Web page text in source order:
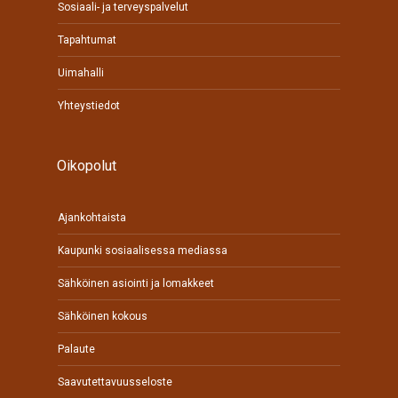
Sosiaali- ja terveyspalvelut
Tapahtumat
Uimahalli
Yhteystiedot
Oikopolut
Ajankohtaista
Kaupunki sosiaalisessa mediassa
Sähköinen asiointi ja lomakkeet
Sähköinen kokous
Palaute
Saavutettavuusseloste